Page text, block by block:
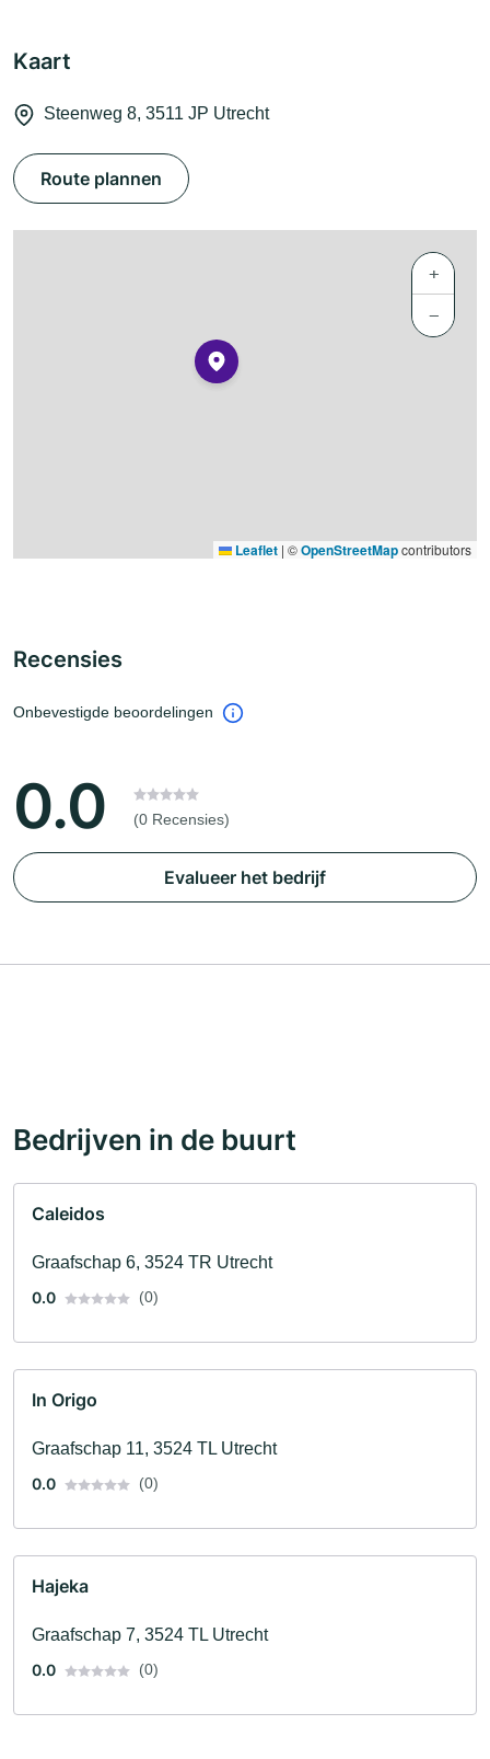
Kaart
Steenweg 8, 3511 JP Utrecht
Route plannen
+
−
Leaflet | ©OpenStreetMapcontributors
Recensies
Onbevestigde beoordelingen
0.0 (0 Recensies)
Evalueer het bedrijf
Bedrijven in de buurt
Caleidos
Graafschap 6, 3524 TR Utrecht
0.0
(0)
In Origo
Graafschap 11, 3524 TL Utrecht
0.0
(0)
Hajeka
Graafschap 7, 3524 TL Utrecht
0.0
(0)